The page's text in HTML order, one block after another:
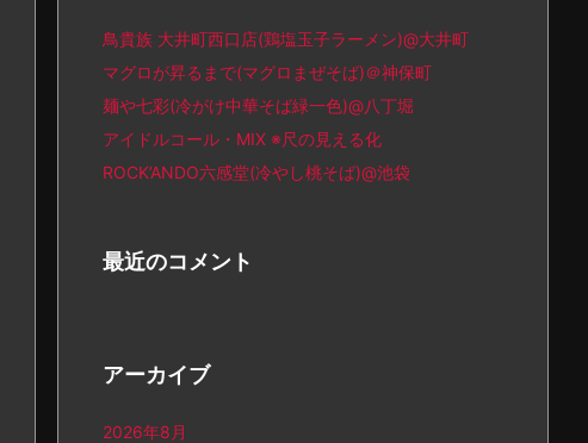
鳥貴族 大井町西口店(鶏塩玉子ラーメン)@大井町
マグロが昇るまで(マグロまぜそば)＠神保町
麺や七彩(冷がけ中華そば緑一色)@八丁堀
アイドルコール・MIX ※尺の見える化
ROCK’ANDO六感堂(冷やし桃そば)@池袋
最近のコメント
アーカイブ
2026年8月